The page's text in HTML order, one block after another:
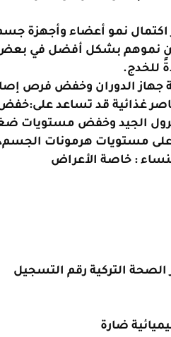
اكتمال نمو أعضاء وأجهزة
نموهم بشكل أفضل في
للخدج.
الدوران وخفض فرص
غذائية قد تساعد
الجيد وخفض مستويات
على مستويات هرمونات الجسم،
: خاصة الأعراض
الصحة التركية رقم التسجيل
ضارة